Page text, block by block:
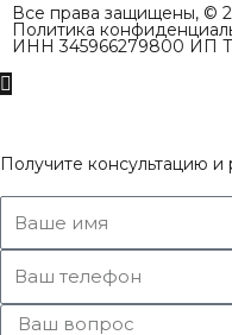
Все права защищены, ©
Политика
ИНН 345966279800 ИП
Получите консультацию и